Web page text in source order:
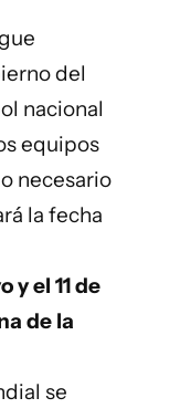
del
nacional
equipos
necesario
la fecha
el 11 de
de la
se